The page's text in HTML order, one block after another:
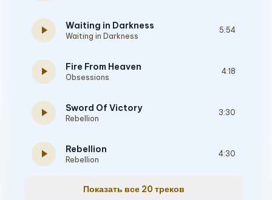
play_arrow Waiting in Darkness
Waiting in Darkness
5:54
play_arrow Fire From Heaven
Obsessions
4:18
play_arrow Sword Of Victory
Rebellion
3:30
play_arrow Rebellion
Rebellion
4:30
Показать все 20 треков